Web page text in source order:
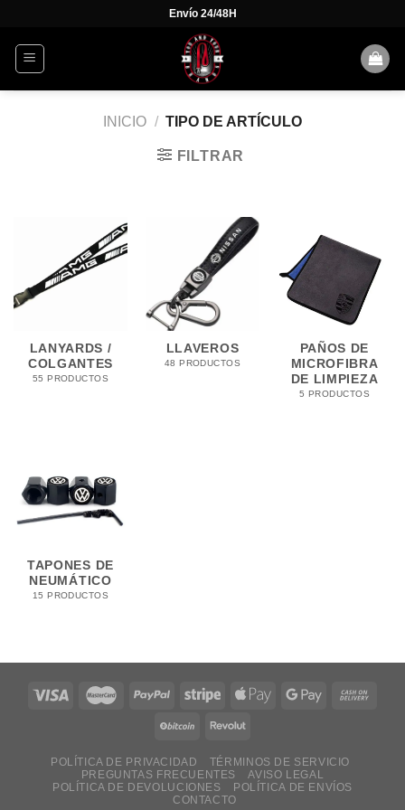
content
Envío 24/48H
INICIO / TIPO DE ARTÍCULO
FILTRAR
LANYARDS /
COLGANTES
55 PRODUCTOS
LLAVEROS
48 PRODUCTOS
PAÑOS DE
MICROFIBRA
DE LIMPIEZA
5 PRODUCTOS
TAPONES DE
NEUMÁTICO
15 PRODUCTOS
POLÍTICA DE PRIVACIDAD
TÉRMINOS DE SERVICIO
PREGUNTAS FRECUENTES
AVISO LEGAL
POLÍTICA DE DEVOLUCIONES
POLÍTICA DE ENVÍOS
CONTACTO